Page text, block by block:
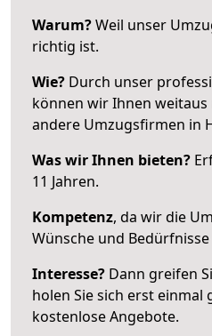
Warum?Weil unser
richtig ist.
Wie? Durch unser
können wir Ihnen
andere Umzugsfirmen in
Was wir Ihnen bieten?
11 Jahren.
Kompetenz, da wir die
Wünsche und Bedürfnisse
Interesse? Dann greifen
holen Sie sich erst einmal
kostenlose Angebote.